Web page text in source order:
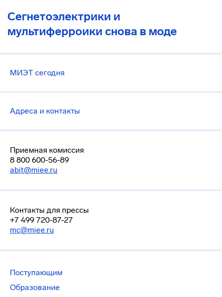
Сегнетоэлектрики и
мультиферроики снова в моде
МИЭТ сегодня
Адреса и контакты
Приемная комиссия
8 800 600-56-89
abit@miee.ru
Контакты для прессы
+7 499 720-87-27
mc@miee.ru
Поступающим
Образование